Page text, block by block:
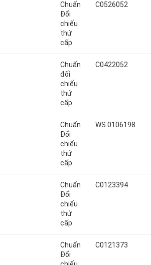
Chuẩn
Đối
chiếu
thứ
cấp
C0526052
Chuẩn
đối
chiếu
thứ
cấp
C0422052
Chuẩn
Đối
chiếu
thứ
cấp
WS.0106198
Chuẩn
Đối
chiếu
thứ
cấp
C0123394
Chuẩn
Đối
C0121373